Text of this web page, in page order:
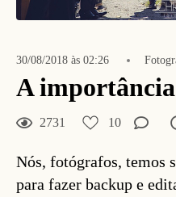
30/08/2018 às 02:26
A
2731 10
Nós, fotógrafos, temos
para fazer backup e